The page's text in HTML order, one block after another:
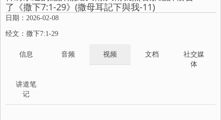
了《撒下7:1-29》(撒母耳記下與我-11)
日期：2026-02-08
经文：撒下7:1-29
信息 音频 视频 文档
社交媒
体
讲道笔
记